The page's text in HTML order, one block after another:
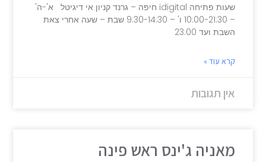
שעות פתיחה idigital חיפה – גרנד קניון אי דיגיטל א'-ה'
– 10:00-21:30 ו' – 9:30-14:30 שבת – שעה אחרי צאת
השבת ועד 23:00
קרא עוד »
אין תגובות
מאניה ג'ינס ראש פינה